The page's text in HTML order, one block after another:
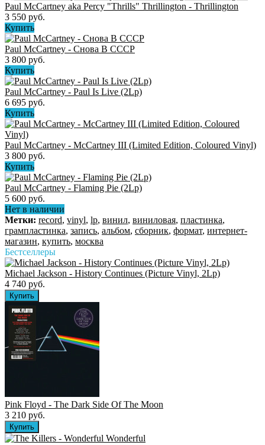
Paul McCartney aka Percy "Thrills" Thrillington - Thrillington
3 550 руб.
Купить
Paul McCartney - Снова В СССР
3 800 руб.
Купить
Paul McCartney - Paul Is Live (2Lp)
6 695 руб.
Купить
Paul McCartney - McCartney III (Limited Edition, Coloured Vinyl)
3 800 руб.
Купить
Paul McCartney - Flaming Pie (2Lp)
5 600 руб.
Нет в наличии
Метки: record, vinyl, lp, винил, виниловая, пластинка,
грампластинка, запись, альбом, сборник, формат, интернет-
магазин, купить, москва
Бестселлеры
Michael Jackson - History Continues (Picture Vinyl, 2Lp)
4 740 руб.
Pink Floyd - The Dark Side Of The Moon
3 210 руб.